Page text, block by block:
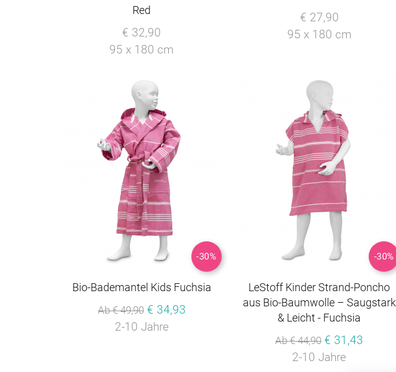
Red
€ 32,90
95 x 180 cm
€ 27,90
95 x 180 cm
-30%
Bio-Bademantel Kids Fuchsia
Ab € 49,90 € 34,93
2-10 Jahre
-30%
LeStoff Kinder Strand-Poncho
aus Bio-Baumwolle – Saugstark
& Leicht - Fuchsia
Ab € 44,90 € 31,43
2-10 Jahre